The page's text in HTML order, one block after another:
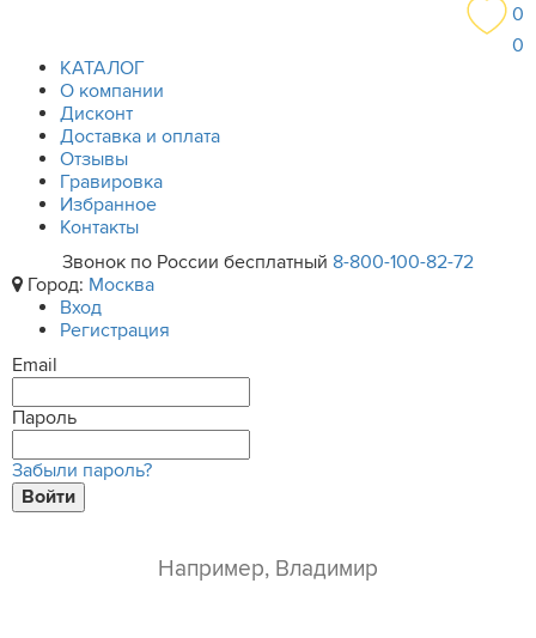
0
0
КАТАЛОГ
О компании
Дисконт
Доставка и оплата
Отзывы
Гравировка
Избранное
Контакты
Звонок по России бесплатный 8-800-100-82-72
Город: Москва
Вход
Регистрация
Email
Пароль
Забыли пароль?
Войти